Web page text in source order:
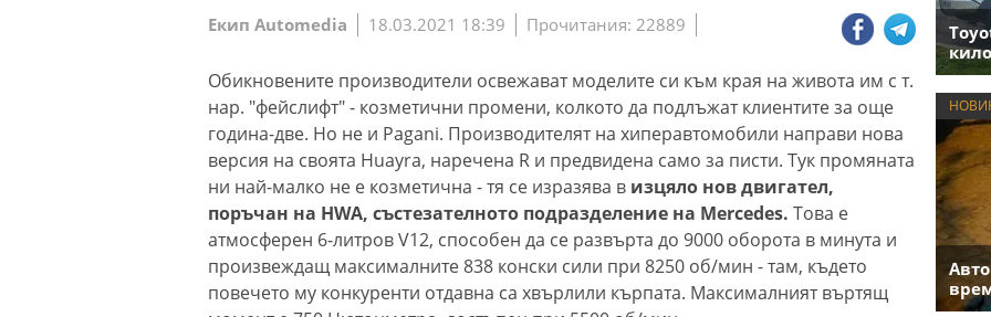
Екип Automedia 18.03.2021 18:39 Прочитания: 22889
Обикновените производители освежават моделите си към края на живота им с т.
нар. "фейслифт" - козметични промени, колкото да подлъжат клиентите за още
година-две. Но не и Pagani. Производителят на хиперавтомобили направи нова
версия на своята Huayra, наречена R и предвидена само за писти. Тук промяната
ни най-малко не е козметична - тя се изразява в изцяло нов двигател,
поръчан на HWA, състезателното подразделение на Mercedes. Това е
атмосферен 6-литров V12, способен да се развърта до 9000 оборота в минута и
произвеждащ максималните 838 конски сили при 8250 об/мин - там, където
повечето му конкуренти отдавна са хвърлили кърпата. Максималният въртящ